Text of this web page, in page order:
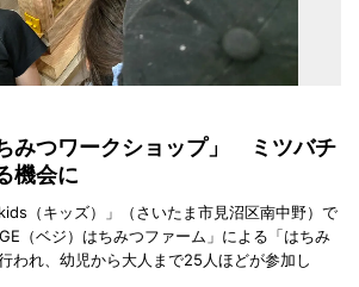
みつワークショップ」 ミツバチ
機会に
（キッズ）」（さいたま市見沼区南中野）で
（ベジ）はちみつファーム」による「はちみ
われ、幼児から大人まで25人ほどが参加し